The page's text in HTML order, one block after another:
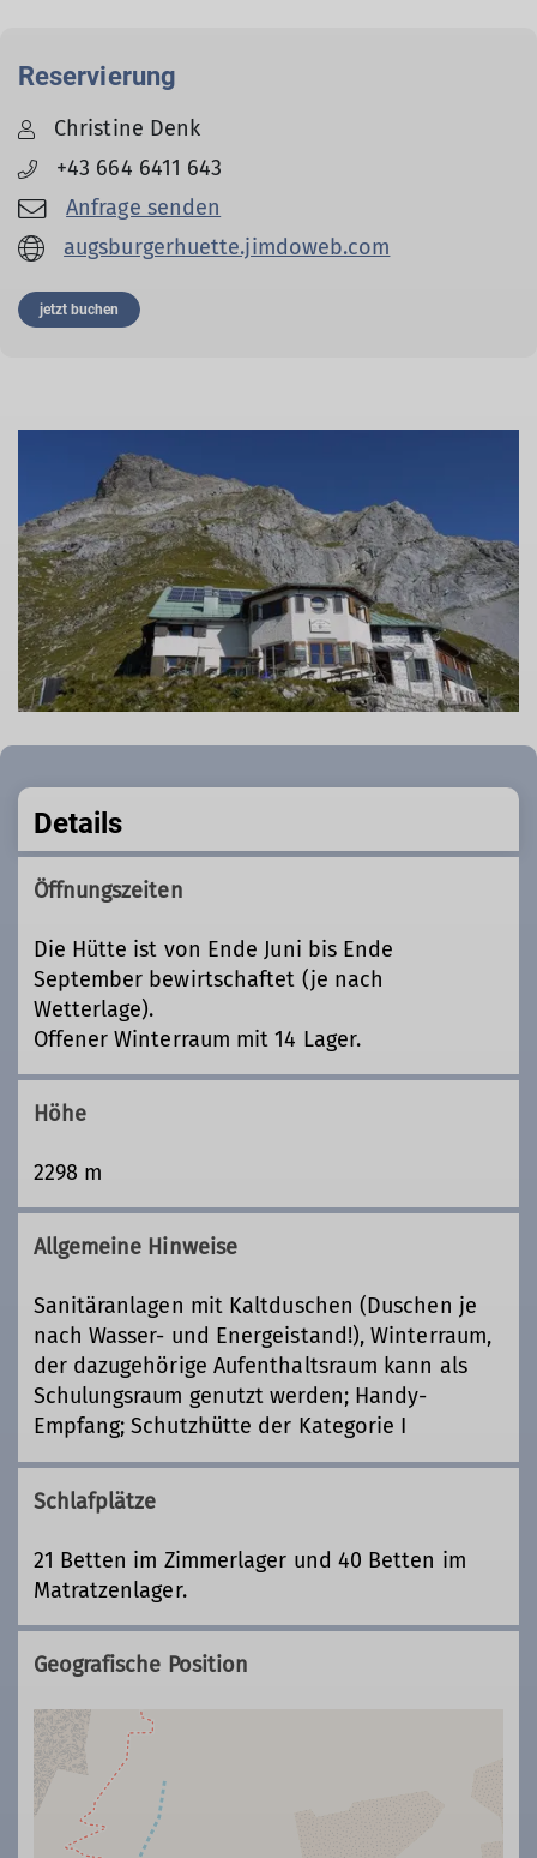
Reservierung
Christine Denk
+43 664 6411 643
Anfrage senden
augsburgerhuette.jimdoweb.com
jetzt buchen
Details
Öffnungszeiten
Die Hütte ist von Ende Juni bis Ende
September bewirtschaftet (je nach
Wetterlage).
Offener Winterraum mit 14 Lager.
Höhe
2298 m
Allgemeine Hinweise
Sanitäranlagen mit Kaltduschen (Duschen je
nach Wasser- und Energeistand!), Winterraum,
der dazugehörige Aufenthaltsraum kann als
Schulungsraum genutzt werden; Handy-
Empfang; Schutzhütte der Kategorie I
Schlafplätze
21 Betten im Zimmerlager und 40 Betten im
Matratzenlager.
Geografische Position